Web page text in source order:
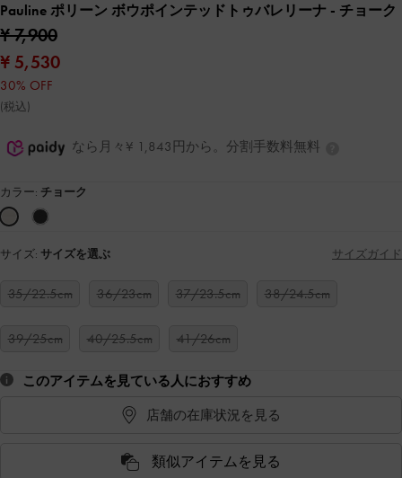
Pauline ポリーン ボウポインテッドトゥバレリーナ - チョーク
¥ 7,900
¥ 5,530
30% OFF
(税込)
なら月々¥ 1,843円から。分割手数料無料
カラー: チョーク
サイズ: サイズを選ぶ サイズガイド
35/22.5cm 36/23cm 37/23.5cm 38/24.5cm
39/25cm 40/25.5cm 41/26cm
このアイテムを見ている人におすすめ
店舗の在庫状況を見る
類似アイテムを見る